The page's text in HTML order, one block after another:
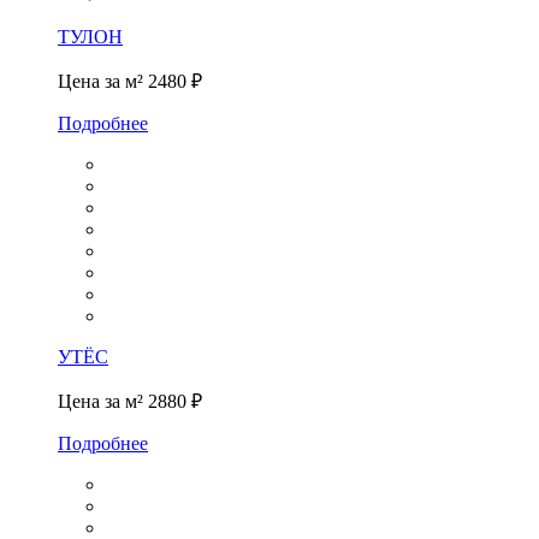
ТУЛОН
Цена за м² 2480 ₽
Подробнее
УТЁС
Цена за м² 2880 ₽
Подробнее